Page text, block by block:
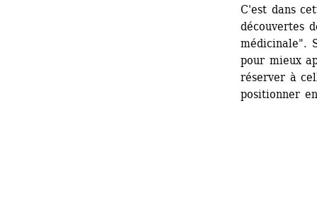
C'est dans
découvertes
médicinale".
pour mieux
réserver à
positionner